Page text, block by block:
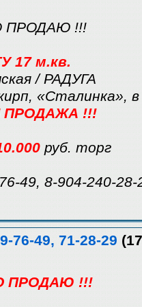
ПРОДАЮ !!!
17 м.кв.
/ РАДУГА
«Сталинка»,
ПРОДАЖА !!!
руб. торг
49, 8-904-240-28-
76-49, 71-28-29
ПРОДАЮ !!!